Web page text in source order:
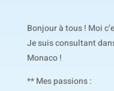
Bonjour à tous ! Moi
Je suis consultant
Monaco !
** Mes passions :